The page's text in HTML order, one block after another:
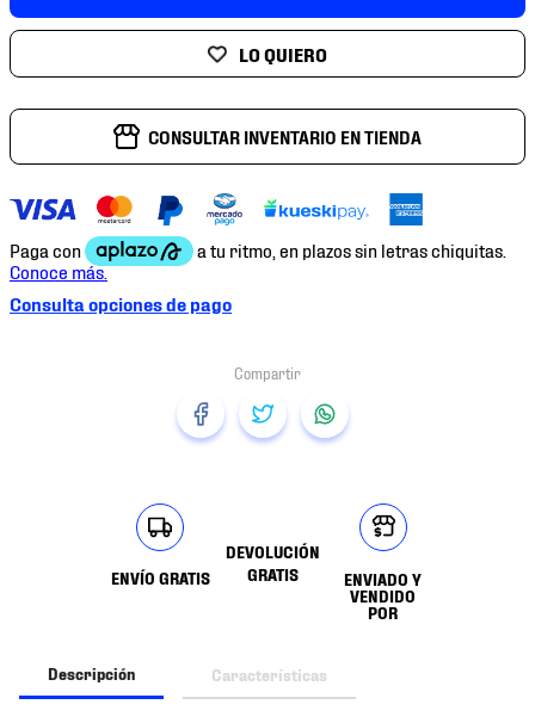
CONSULTAR INVENTARIO EN TIENDA
Consulta opciones de pago
ENVÍO GRATIS
DEVOLUCIÓN
GRATIS
ENVIADO Y
VENDIDO
POR
Descripción Características